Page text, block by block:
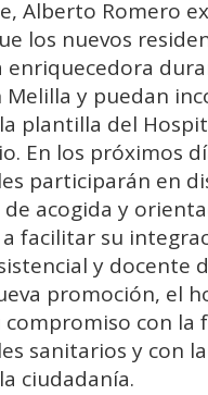
Alberto Romero
los nuevos
enriquecedora
Melilla y puedan
plantilla del
En los próximos
participarán en
acogida y
facilitar su
y docente
promoción, el
compromiso con la
sanitarios y con
ciudadanía.